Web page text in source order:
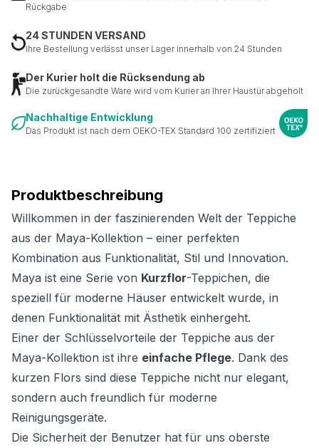
Produktbeschreibung
Willkommen in der faszinierenden Welt der Teppiche
aus der Maya-Kollektion – einer perfekten
Kombination aus Funktionalität, Stil und Innovation.
Maya ist eine Serie von Kurzflor-Teppichen, die
speziell für moderne Häuser entwickelt wurde, in
denen Funktionalität mit Ästhetik einhergeht.
Einer der Schlüsselvorteile der Teppiche aus der
Maya-Kollektion ist ihre einfache Pflege. Dank des
kurzen Flors sind diese Teppiche nicht nur elegant,
sondern auch freundlich für moderne
Reinigungsgeräte.
Die Sicherheit der Benutzer hat für uns oberste
Rückgabe
24 STUNDEN VERSAND
Ihre Bestellung verlässt unser Lager innerhalb von 24 Stunden
Der Kurier holt die Rücksendung ab
Die zurückgesandte Ware wird vom Kurier an Ihrer Haustür abgeholt
Nachhaltige Entwicklung
Das Produkt ist nach dem OEKO-TEX Standard 100 zertifiziert